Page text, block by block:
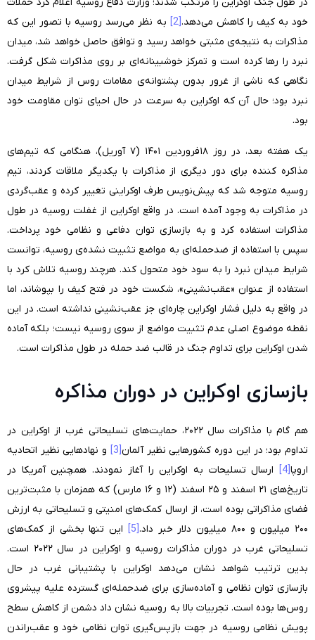
خود به کیف را کاهش می‌دهد.[2]
به نظر می‌رسد روسیه با تصور این که
مذاکرات به نتیجه‌ی مثبتی خواهد رسید و توافق حاصل خواهد شد، میدان
نبرد را رها کرده است و تمرکز خوشبینانه‌ای بر روی مذاکرات شکل گرفت.
نگاهی که ناشی از غرور بدون پشتوانه‌ی مقامات روس از شرایط میدان
نبرد بود؛ حال آن که اوکراین به سرعت در حال احیای توان مقاومت خود
بود.
یک هفته بعد، در روز ۱۸فروردین ۱۴۰۱ (۷ آوریل)، هنگامی که تیم‌های
مذاکره کننده برای دور دیگری از مذاکرات با یکدیگر ملاقات کردند، تیم
روسیه متوجه شد که پیش‌نویس طرف اوکراینی تغییر کرده و عقب‌گردی
در مذاکرات به وجود آمده است. در واقع اوکراین از غفلت روسیه در طول
مذاکرات استفاده کرد و به بازسازی توان دفاعی و نظامی خود پرداخت.
سپس با استفاده از ضدحمله‌ای به مواضع تثبیت نشده‌ی روسیه، توانست
شرایط میدان نبرد را به سود خود متحول کند. هرچند روسیه تلاش کرد با
استفاده از عنوان «عقب‌نشینی»، شکست خود در فتح کیف را بپوشاند، اما
در واقع به دلیل فشار اوکراین چاره‌ای جز عقب‌نشینی نداشته است. در این
نقطه موضوع اصلی عدم تثبیت مواضع از سوی روسیه نیست؛ بلکه آماده
شدن اوکراین برای تداوم جنگ در قالب ضد حمله در طول مذاکرات است.
بازسازی اوکراین در دوران مذاکره
هم گام با مذاکرات سال ۲۰۲۲، حمایت‌های تسلیحاتی غرب از اوکراین در
تداوم بود؛ در این دوره کشورهایی نظیر آلمان[3]
و نهادهایی نظیر اتحادیه
اروپا[4]
ارسال تسلیحات به اوکراین را آغاز نمودند. همچنین آمریکا در
تاریخ‌های ۲۱ اسفند و ۲۵ اسفند (۱۲ و ۱۶ مارس) که همزمان با مثبت‌ترین
فضای مذاکراتی بوده است، از ارسال کمک‌های امنیتی و تسلیحاتی به ارزش
۲۰۰ میلیون و ۸۰۰ میلیون دلار خبر داد.
[5]
این تنها بخشی از کمک‌های
تسلیحاتی غرب در دوران مذاکرات روسیه و اوکراین در سال ۲۰۲۲ است.
بدین ترتیب شواهد نشان می‌دهد اوکراین با پشتیبانی غرب در حال
بازسازی توان نظامی و آماده‌سازی برای ضد‌حمله‌ای گسترده علیه پیشروی
روس‌ها بوده است. تجربیات بالا به روسیه نشان داد دشمن از کاهش سطح
پویش نظامی روسیه در جهت بازپس‌گیری توان نظامی خود و عقب‌راندن